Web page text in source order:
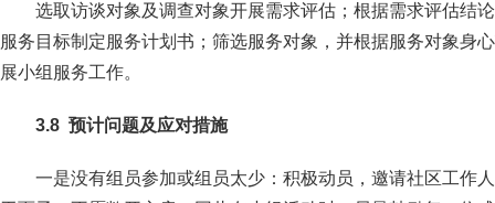
选取访谈对象及调查对象开展需求评估；根据需求评估结
服务目标制定服务计划书；筛选服务对象，并根据服务对象身
展小组服务工作。
3.8 预计问题及应对措施
一是没有组员参加或组员太少：积极动员，邀请社区工作